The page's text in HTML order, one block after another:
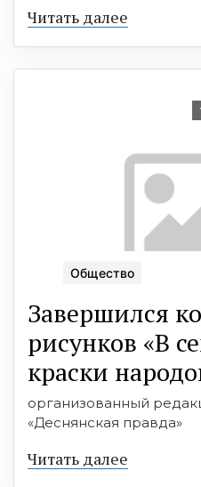
Читать далее
Общество
Завершился
рисунков «В
краски
организованный
«Деснянская правда»
Читать далее